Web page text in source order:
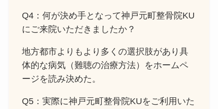
Q4：何が決め手となって神戸元町整骨院KU
にご来院いただきましたか？
地方都市よりもより多くの選択肢があり具
体的な病気（難聴の治療方法）をホームペ
ージを読み決めた。
Q5：実際に神戸元町整骨院KUをご利用いた